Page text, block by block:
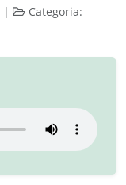
|
Categoria: